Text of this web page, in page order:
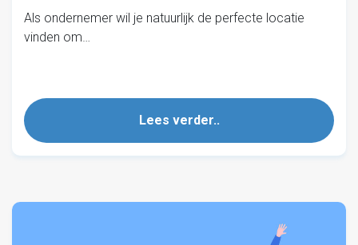
Als ondernemer wil je natuurlijk de perfecte locatie
vinden om…
Lees verder..